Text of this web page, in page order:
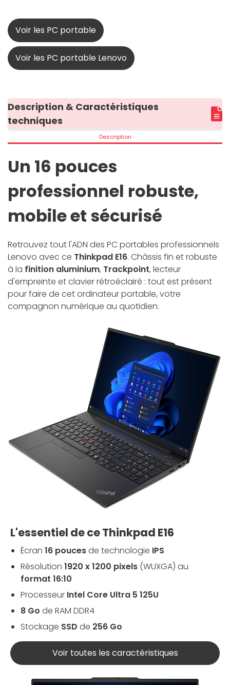
Voir les PC portable
Voir les PC portable Lenovo
Description & Caractéristiques
techniques
Description
Un 16 pouces
professionnel robuste,
mobile et sécurisé
Retrouvez tout l'ADN des PC portables professionnels
Lenovo avec ce Thinkpad E16. Châssis fin et robuste
à la finition aluminium, Trackpoint, lecteur
d'empreinte et clavier rétroéclairé : tout est présent
pour faire de cet ordinateur portable, votre
compagnon numérique au quotidien.
L'essentiel de ce Thinkpad E16
Écran 16 poucesde technologie IPS
Résolution 1920 x 1200 pixels (WUXGA) au
format 16:10
Processeur Intel Core Ultra 5 125U
8 Go de RAM DDR4
Stockage SSD de 256 Go
Voir toutes les caractéristiques